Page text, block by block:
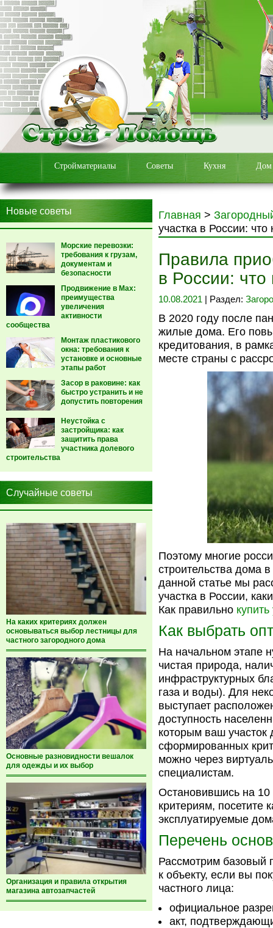
Стройматериалы Советы Кухня Дом
Новые советы
Морские перевозки:
требования к грузам,
документам и
безопасности
Продвижение в Max:
преимущества
увеличения
активности
сообщества
Монтаж пластикового
окна: требования к
установке и основные
этапы работ
Засор в раковине: как
быстро устранить и не
допустить повторения
Неустойка с
застройщика: как
защитить права
участника долевого
строительства
Случайные советы
На каких критериях должен
основываться выбор лестницы для
частного загородного дома
Основные разновидности вешалок
для одежды и их выбор
Организация и правила открытия
магазина автозапчастей
Главная >
участка в России: что
Правила
в России: что
10.08.2021 | Раздел:
В 2020 году после
жилые дома. Его
кредитования, в
месте страны с
Поэтому многие
строительства дома
данной статье мы
участка в России,
Как правильно купить
Как выбрать
На начальном этапе
чистая природа,
инфраструктурных
газа и воды). Для
выступает
доступность
которым ваш участок
сформированных
можно через
специалистам.
Остановившись на 10
критериям, посетите
эксплуатируемые
Перечень
Рассмотрим базовый
к объекту, если вы
частного лица:
официальное
акт,